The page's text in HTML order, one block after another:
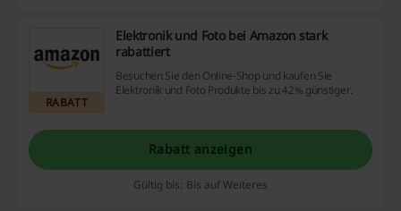
RABATT
Elektronik und Foto bei Amazon stark
rabattiert
Besuchen Sie den Online-Shop und kaufen Sie
Elektronik und Foto Produkte bis zu 42% günstiger.
Rabatt anzeigen
Gültig bis: Bis auf Weiteres